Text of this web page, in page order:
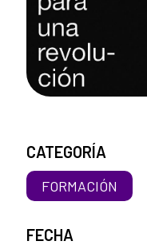
CATEGORÍA
FORMACIÓN
FECHA